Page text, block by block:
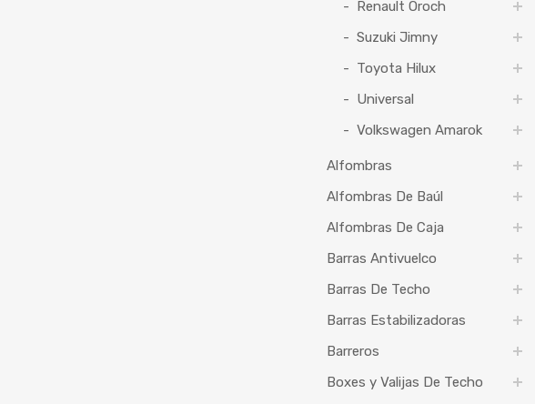
Renault Oroch
Suzuki Jimny
Toyota Hilux
Universal
Volkswagen Amarok
Alfombras
Alfombras De Baúl
Alfombras De Caja
Barras Antivuelco
Barras De Techo
Barras Estabilizadoras
Barreros
Boxes y Valijas De Techo